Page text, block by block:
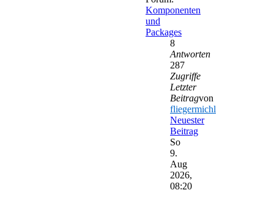
Komponenten
und
Packages
8
Antworten
287
Zugriffe
Letzter
Beitragvon
fliegermichl
Neuester
Beitrag
So
9.
Aug
2026,
08:20